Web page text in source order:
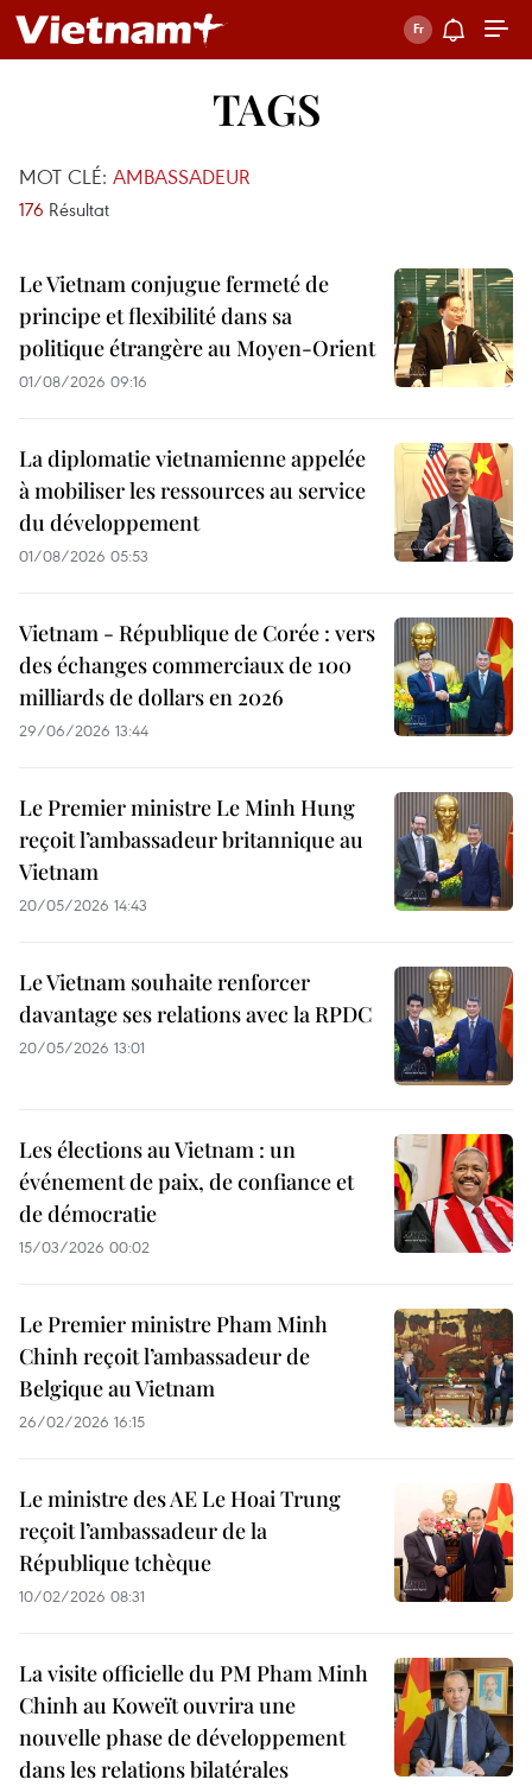
TAGS
MOT CLÉ: AMBASSADEUR
176 Résultat
Le Vietnam conjugue fermeté de
principe et flexibilité dans sa
politique étrangère au Moyen-Orient
01/08/2026 09:16
La diplomatie vietnamienne appelée
à mobiliser les ressources au service
du développement
01/08/2026 05:53
Vietnam - République de Corée : vers
des échanges commerciaux de 100
milliards de dollars en 2026
29/06/2026 13:44
Le Premier ministre Le Minh Hung
reçoit l’ambassadeur britannique au
Vietnam
20/05/2026 14:43
Le Vietnam souhaite renforcer
davantage ses relations avec la RPDC
20/05/2026 13:01
Les élections au Vietnam : un
événement de paix, de confiance et
de démocratie
15/03/2026 00:02
Le Premier ministre Pham Minh
Chinh reçoit l’ambassadeur de
Belgique au Vietnam
26/02/2026 16:15
Le ministre des AE Le Hoai Trung
reçoit l’ambassadeur de la
République tchèque
10/02/2026 08:31
La visite officielle du PM Pham Minh
Chinh au Koweït ouvrira une
nouvelle phase de développement
dans les relations bilatérales